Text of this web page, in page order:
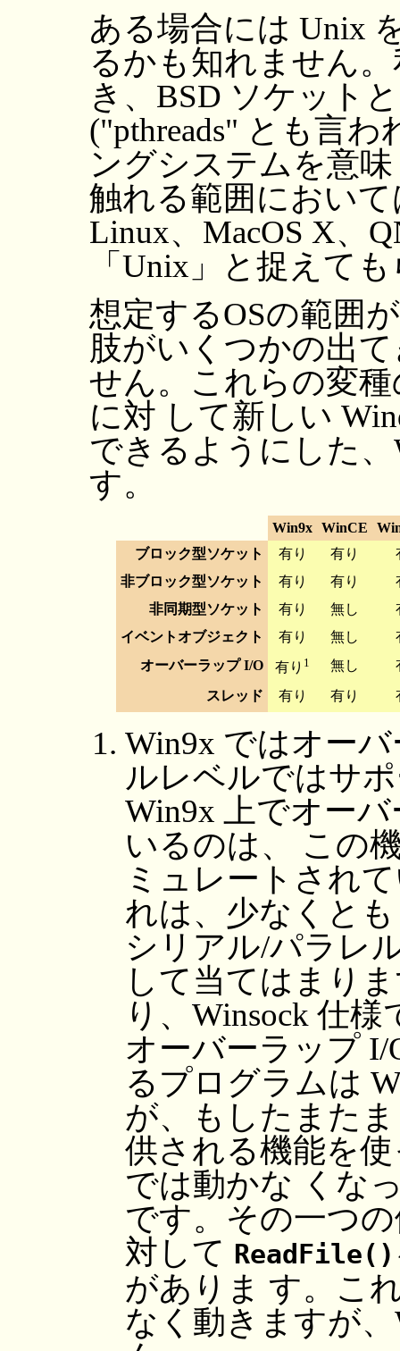
ある場合には Unix
るかも知れません
き、BSD ソケット
("pthreads" とも言
ングシステムを意
触れる範囲におい
Linux、MacOS X、
「Unix」と捉えて
想定するOSの範囲
肢がいくつかの出
せん。これらの変
に対 して新しい
できるようにした
す。
Win9x WinCE
ブロック型ソケット
有り 有り
非ブロック型ソケット
有り 有り
非同期型ソケット
有り 無し
イベントオブジェクト
有り 無し
オーバーラップ I/O
有り 1 無し
スレッド
有り 有り
Win9x ではオー
ルレベルではサ
Win9x 上でオー
いるのは、 この
ミュレートされ
れは、少なくと
シリアル/パラレ
して当てはまり
り、Winsock 仕
オーバーラップ
るプログラムは
が、もしたまた
供される機能を
では動かな くな
です。その一つ
対して ReadFile()
がありま す。こ
なく動きますが